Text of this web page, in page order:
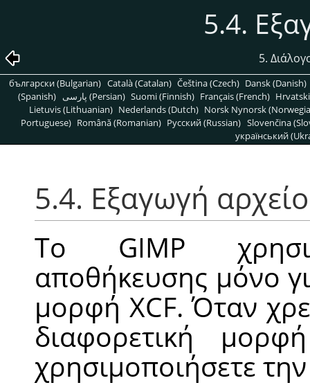
5.4.
5.
български (Bulgarian) Català (Catalan) Čeština (Czech) Dansk (Danish)
(Spanish)
پارسی (Persian) Suomi (Finnish) Français (French)
Lietuvis (Lithuanian) Nederlands (Dutch) Norsk Nynorsk
Portuguese) Română (Romanian) Pусский (Russian) Slovenčina
український
5.4. Εξαγωγή
Το GIMP
αποθήκευσης μόνο
μορφή XCF. Όταν
διαφορετική
χρησιμοποιήσετε